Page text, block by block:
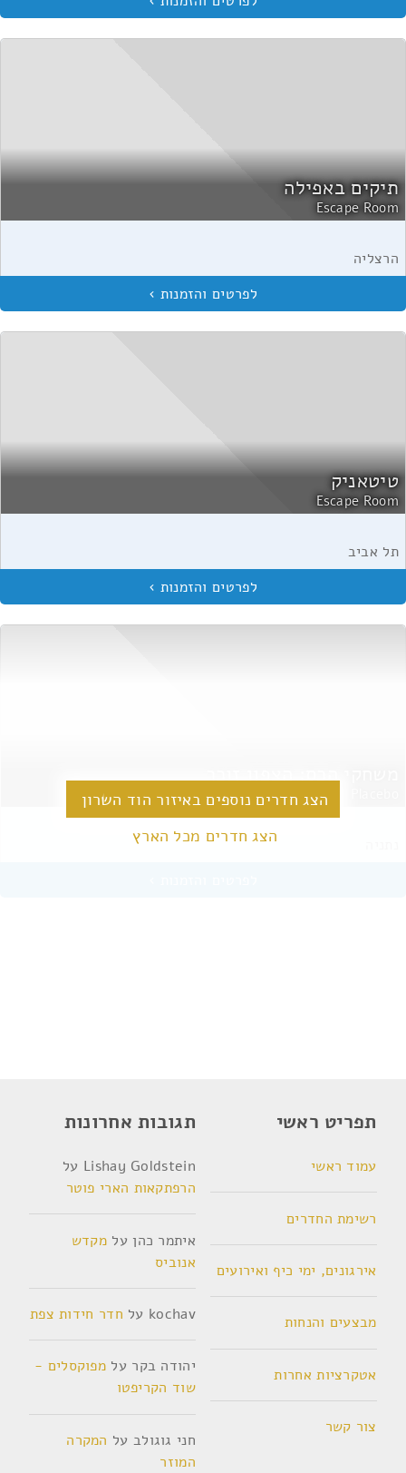
תיקים באפילה
Escape Room
הרצליה
טיטאניק
Escape Room
תל אביב
משחקי הכס: הצפון זוכר
הצג חדרים נוספים באיזור הוד השרון
הצג חדרים מכל הארץ
תפריט ראשי
עמוד ראשי
רשימת החדרים
אירגונים, ימי כיף ואירועים
מבצעים והנחות
אטקרציות אחרות
צור קשר
תגובות אחרונות
Lishay Goldstein על
הרפתקאות הארי פוטר
איתמר כהן על מקדש
אנוביס
kochav על חדר חידות צפת
יהודה בקר על מפוקסלים -
שוד הקריפטו
חני גוגולב על המקרה
המוזר